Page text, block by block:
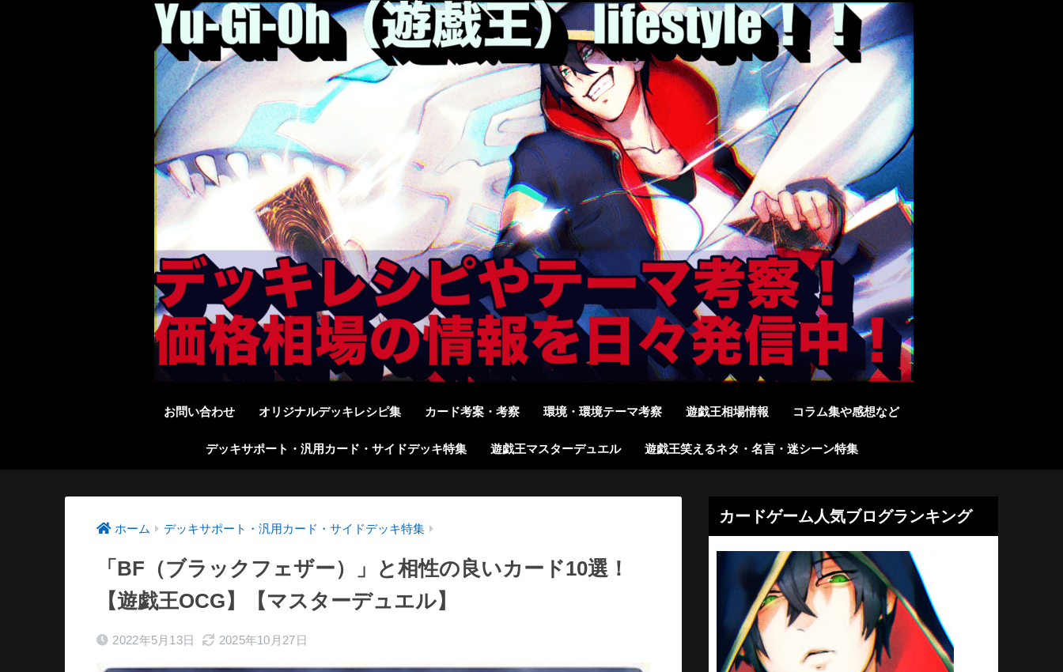
お問い合わせ オリジナルデッキレシピ集 カード考案・考察 環境・環境テーマ考察 遊戯王相場情報 コラム集や感想など
デッキサポート・汎用カード・サイドデッキ特集 遊戯王マスターデュエル 遊戯王笑えるネタ・名言・迷シーン特集
ホーム デッキサポート・汎用カード・サイドデッキ特集
「BF（ブラックフェザー）」と相性の良いカード10選！
【遊戯王OCG】【マスターデュエル】
2022年5月13日 2025年10月27日
カードゲーム人気ブログランキング